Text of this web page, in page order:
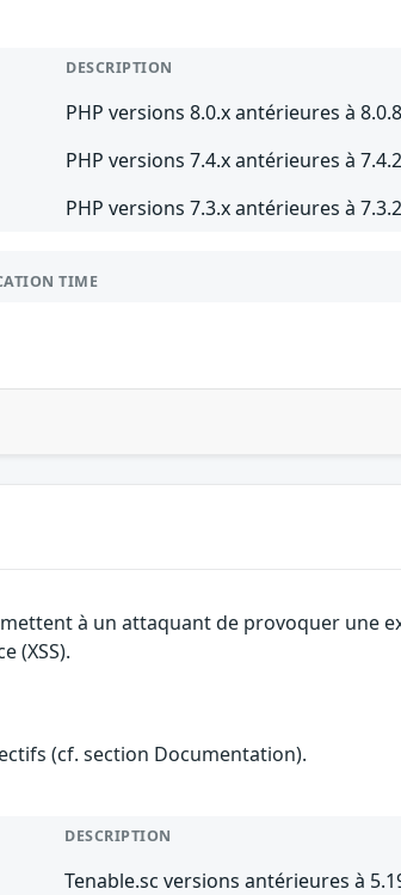
DESCRIPTION
PHP versions 8.0.x antérieures à 8.0.8
PHP versions 7.4.x antérieures à
PHP versions 7.3.x antérieures à
TIME
à un attaquant de provoquer une
(XSS).
(cf. section Documentation).
DESCRIPTION
Tenable.sc versions antérieures à